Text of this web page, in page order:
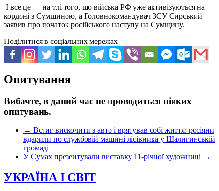
І все це — на тлі того, що війська РФ уже активізуються на
кордоні з Сумщиною, а Головнокомандувач ЗСУ Сирський
заявив про початок російського наступу на Сумщину.
Поділитися в соціальних мережах
Опитування
Вибачте, в даний час не проводиться ніяких
опитувань.
← Встиг вискочити з авто і врятував собі життя: росіяни
вдарили по службовій машині лісівника у Шалигинській
громаді
У Сумах презентували виставку 11-річної художниці →
УКРАЇНА І СВІТ